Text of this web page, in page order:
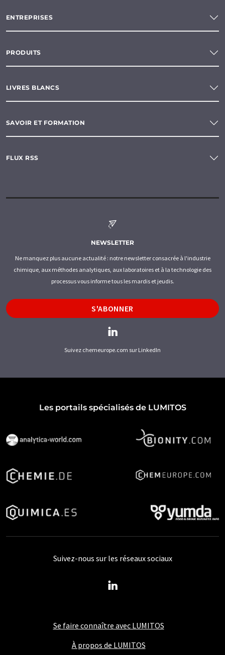
ENTREPRISES
PRODUITS
LIVRES BLANCS
SAVOIR ET FORMATION
FLUX RSS
NEWSLETTER
Ne manquez plus aucune actualité : notre newsletter consacrée à l'industrie
chimique, aux méthodes analytiques, aux laboratoires et à la technologie des
processus vous informe tous les mardis et jeudis.
S'ABONNER
Suivez chemeurope.com sur LinkedIn
Les portails spécialisés de LUMITOS
Se faire connaître avec LUMITOS
À propos de LUMITOS
Suivez-nous sur les réseaux sociaux